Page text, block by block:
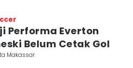
Performa Everton
Belum Cetak Gol
Makassar